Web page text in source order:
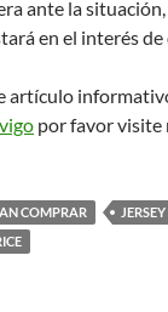
ante la
en el interés
artículo
por favor visite
COMPRAR